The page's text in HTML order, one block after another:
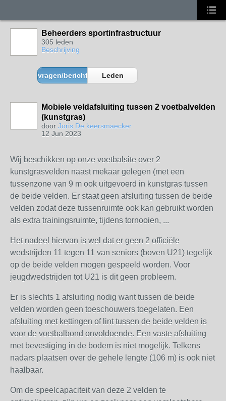
Beheerders sportinfrastructuur
305 leden
Beschrijving
vragen/berichten Leden
Mobiele veldafsluiting tussen 2 voetbalvelden
(kunstgras)
door Joris De keersmaecker
12 Jun 2023
Wij beschikken op onze voetbalsite over 2
kunstgrasvelden naast mekaar gelegen (met een
tussenzone van 9 m ook uitgevoerd in kunstgras tussen
de beide velden. Er staat geen afsluiting tussen de beide
velden zodat deze tussenruimte ook kan gebruikt worden
als extra trainingsruimte, tijdens tornooien, ...
Het nadeel hiervan is wel dat er geen 2 officiële
wedstrijden 11 tegen 11 van seniors (boven U21) tegelijk
op de beide velden mogen gespeeld worden. Voor
jeugdwedstrijden tot U21 is dit geen probleem.
Er is slechts 1 afsluiting nodig want tussen de beide
velden worden geen toeschouwers toegelaten. Een
afsluiting met kettingen of lint tussen de beide velden is
voor de voetbalbond onvoldoende. Een vaste afsluiting
met bevestiging in de bodem is niet mogelijk. Telkens
nadars plaatsen over de gehele lengte (106 m) is ook niet
haalbaar.
Om de speelcapaciteit van deze 2 velden te